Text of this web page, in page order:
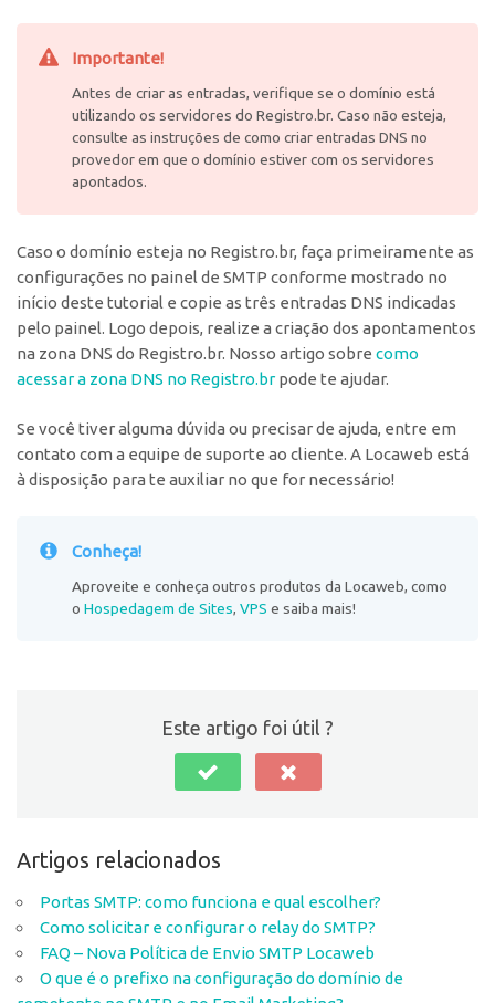
Importante!
Antes de criar as entradas, verifique se o domínio está
utilizando os servidores do Registro.br. Caso não esteja,
consulte as instruções de como criar entradas DNS no
provedor em que o domínio estiver com os servidores
apontados.
Caso o domínio esteja no Registro.br, faça primeiramente as
configurações no painel de SMTP conforme mostrado no
início deste tutorial e copie as três entradas DNS indicadas
pelo painel. Logo depois, realize a criação dos apontamentos
na zona DNS do Registro.br. Nosso artigo sobre como
acessar a zona DNS no Registro.br pode te ajudar.
Se você tiver alguma dúvida ou precisar de ajuda, entre em
contato com a equipe de suporte ao cliente. A Locaweb está
à disposição para te auxiliar no que for necessário!
Conheça!
Aproveite e conheça outros produtos da Locaweb, como
o Hospedagem de Sites, VPS e saiba mais!
Este artigo foi útil ?
Artigos relacionados
Portas SMTP: como funciona e qual escolher?
Como solicitar e configurar o relay do SMTP?
FAQ – Nova Política de Envio SMTP Locaweb
O que é o prefixo na configuração do domínio de